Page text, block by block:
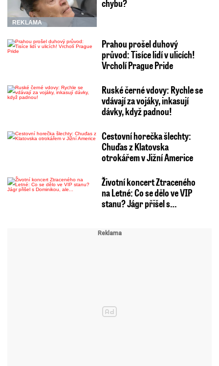
REKLAMA
chybu?
Prahou prošel duhový
průvod: Tisíce lidí v ulicích!
Vrcholí Prague Pride
Ruské černé vdovy: Rychle se
vdávají za vojáky, inkasují
dávky, když padnou!
Cestovní horečka šlechty:
Chuďas z Klatovska
otrokářem v Jižní Americe
Životní koncert Ztraceného
na Letné: Co se dělo ve VIP
stanu? Jágr přišel s…